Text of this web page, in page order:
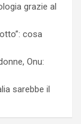
grazie al
cosa
Onu:
sarebbe il